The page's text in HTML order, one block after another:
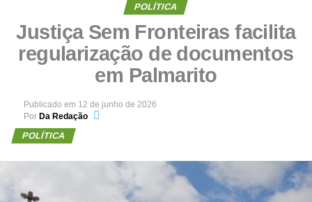
POLÍTICA
Justiça Sem Fronteiras facilita
regularização de documentos
em Palmarito
Publicado em 12 de junho de 2026
Por Da Redação
POLÍTICA